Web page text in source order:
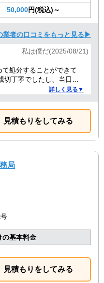
50,000円(税込)～
業者の口コミをもっと見る▶
私は僕だ(2025/08/21)
処分することができて
丁寧でしたし、当日作
儀正しく気持ちよく対応
詳しく見る▼
見積もりをしてみる
局
の基本料金
見積もりをしてみる